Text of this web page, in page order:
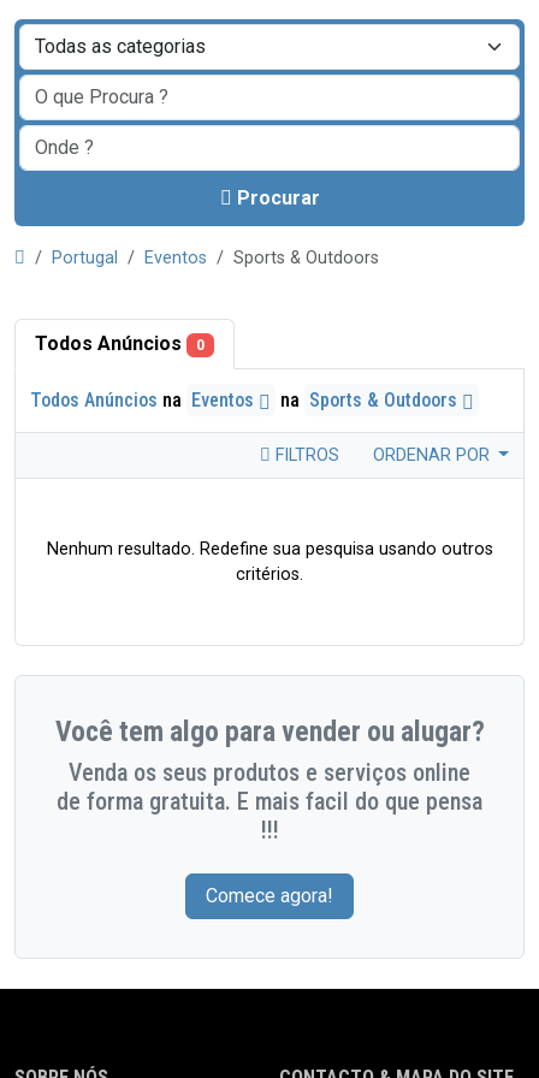
Procurar
Portugal Eventos Sports & Outdoors
Todos Anúncios 0
Todos Anúncios na Eventos na Sports & Outdoors
FILTROS ORDENAR POR
Nenhum resultado. Redefine sua pesquisa usando outros
critérios.
Você tem algo para vender ou alugar?
Venda os seus produtos e serviços online
de forma gratuita. E mais facil do que pensa
!!!
Comece agora!